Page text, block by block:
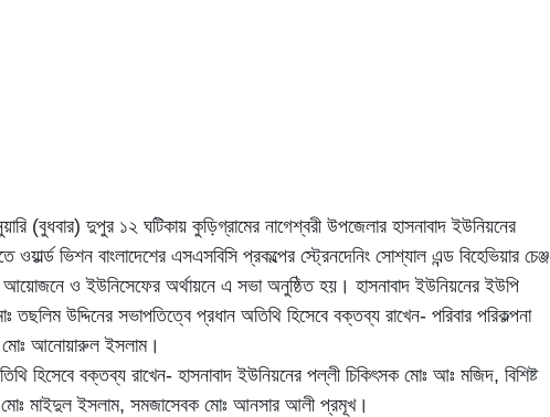
(বুধবার) দুপুর ১২ ঘটিকায় কুড়িগ্রামের নাগেশ্বরী উপজেলার হাসনাবাদ ইউনিয়নের
ওয়ার্ল্ড ভিশন বাংলাদেশের এসএসবিসি প্রকল্পের স্ট্রেনদেনিং সোশ্যাল এন্ড বিহেভিয়ার চেঞ্জ
আয়োজনে ও ইউনিসেফের অর্থায়নে এ সভা অনুষ্ঠিত হয়। হাসনাবাদ ইউনিয়নের ইউপি
তছলিম উদ্দিনের সভাপতিত্বে প্রধান অতিথি হিসেবে বক্তব্য রাখেন- পরিবার পরিকল্পনা
মোঃ আনোয়ারুল ইসলাম।
হিসেবে বক্তব্য রাখেন- হাসনাবাদ ইউনিয়নের পল্লী চিকিৎসক মোঃ আঃ মজিদ, বিশিষ্ট
মোঃ মাইদুল ইসলাম, সমজাসেবক মোঃ আনসার আলী প্রমূখ।